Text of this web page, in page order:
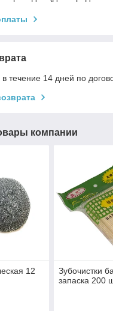
в течение 14 дней по
компании
12
Зубочистки
запаска 200